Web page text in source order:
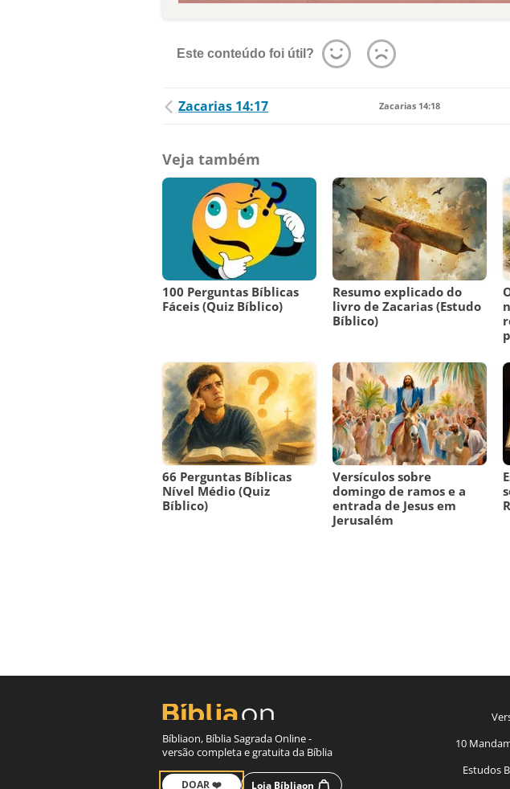
Este conteúdo foi útil?
Zacarias 14:17 Zacarias 14:18
Veja também
100 Perguntas Bíblicas
Fáceis (Quiz Bíblico)
Resumo explicado do
livro de Zacarias (Estudo
Bíblico)
66 Perguntas Bíblicas
Nível Médio (Quiz
Bíblico)
Versículos sobre
domingo de ramos e a
entrada de Jesus em
Jerusalém
Bíbliaon, Bíblia Sagrada Online -
versão completa e gratuita da Bíblia
DOAR ❤️ Loja Bíbliaon
10
Estudos